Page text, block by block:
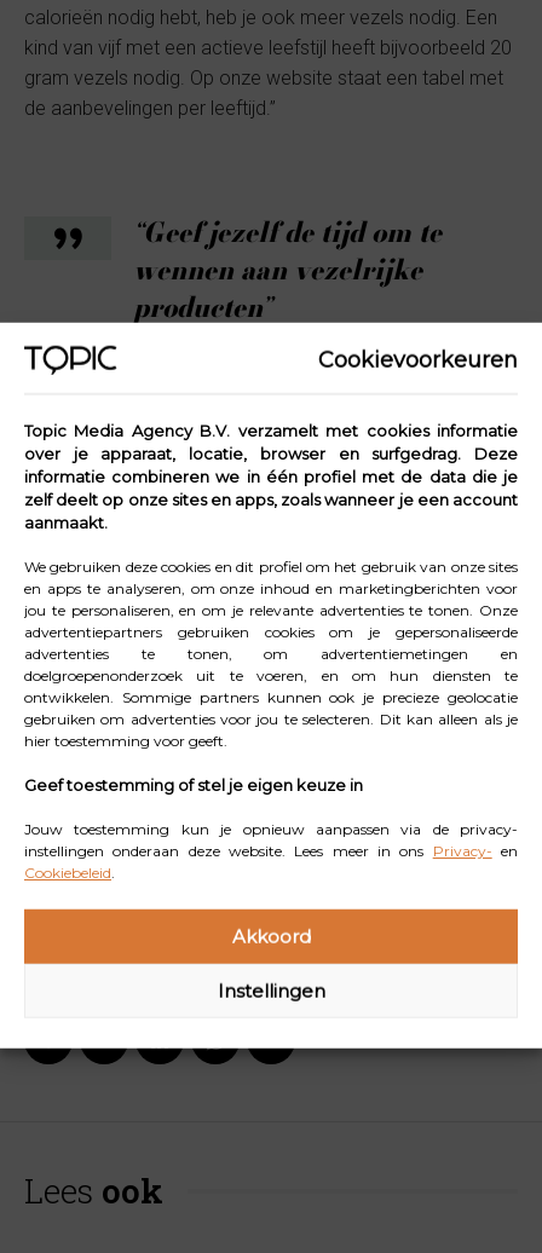
Cookievoorkeuren
Topic Media Agency B.V. verzamelt met cookies informatie
over je apparaat, locatie, browser en surfgedrag. Deze
informatie combineren we in één profiel met de data die je
zelf deelt op onze sites en apps, zoals wanneer je een account
aanmaakt.
We gebruiken deze cookies en dit profiel om het gebruik van onze sites
en apps te analyseren, om onze inhoud en marketingberichten voor
jou te personaliseren, en om je relevante advertenties te tonen. Onze
advertentiepartners gebruiken cookies om je gepersonaliseerde
advertenties te tonen, om advertentiemetingen en
doelgroepenonderzoek uit te voeren, en om hun diensten te
ontwikkelen. Sommige partners kunnen ook je precieze geolocatie
gebruiken om advertenties voor jou te selecteren. Dit kan alleen als je
hier toestemming voor geeft.
Geef toestemming of stel je eigen keuze in
Jouw toestemming kun je opnieuw aanpassen via de privacy-
instellingen onderaan deze website. Lees meer in ons Privacy- en
Cookiebeleid
Akkoord
Instellingen
calorieën nodig hebt, heb je ook meer vezels nodig. Een
kind van vijf met een actieve leefstijl heeft bijvoorbeeld 20
gram vezels nodig. Op onze website staat een tabel met
de aanbevelingen per leeftijd.”
“Geef jezelf de tijd om te
wennen aan vezelrijke
producten”
“Vezels zitten alleen in plantaardige producten. Denk
aan groente, fruit, aardappelen, volkorenbrood,
volkorenpasta, zilvervliesrijst, ontbijtgranen,
peulvruchten en noten.”
Heb je tips voor mensen die nog niet aan de
aanbevolen hoeveelheid komen, maar hier
verandering in willen brengen?
“Maak eens een eetwissel. Als je altijd wit brood eet,
kies dan eens voor volkoren brood. Zo kun je het ook
en zilvervliesrijst. Je eetpatroon aanpassen hoeft niet
van de ene op de andere dag. Geef jezelf de tijd om te
wennen. Je kan in eerste instantie ook half-half doen,
Lees ook